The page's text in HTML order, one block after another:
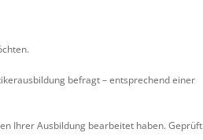
befragt – entsprechend einer
Ihrer Ausbildung bearbeitet haben. Geprüft